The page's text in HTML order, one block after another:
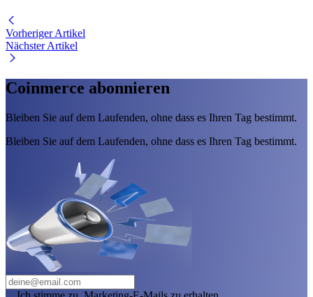
Vorheriger Artikel
Nächster Artikel
Coinmerce abonnieren
Bleiben Sie auf dem Laufenden, ohne dass es Ihren Tag bestimmt.
Bleiben Sie auf dem Laufenden, ohne dass es Ihren Tag bestimmt.